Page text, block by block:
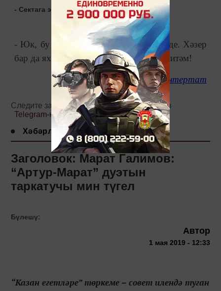
- Сектага эләктең әллә?
- Юк, бу бары тик кызыксыну гына иде. Хәзер
бар да яхшы, ит ашыйм, җырлар иҗат итәм!
интертат
Следите за самым важным и интересным в
Telegram-канале Татмедиа
Хәбәрләр
Заголовок: Марат Галимов:
“Артур-Марат” дуэтын
таркатучы мин түгел
Бүлешү:
Автор
1 мая 2019 - 12:33
“Казан егетләре” төркеме – совет илендә туган